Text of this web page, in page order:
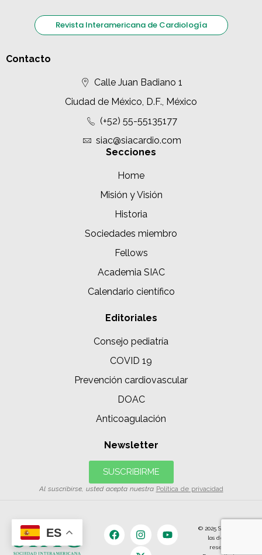
Revista Interamericana de Cardiología
Contacto
Calle Juan Badiano 1
Ciudad de México, D.F., México
(+52) 55-55135177
siac@siacardio.com
Secciones
Home
Misión y Visión
Historia
Sociedades miembro
Fellows
Academia SIAC
Calendario científico
Editoriales
Consejo pediatría
COVID 19
Prevención cardiovascular
DOAC
Anticoagulación
Newsletter
SUSCRIBIRME
Al suscribirse, usted acepta nuestra Política de privacidad
© 2025 SIAC | Todos
los derechos
reservados.
ES